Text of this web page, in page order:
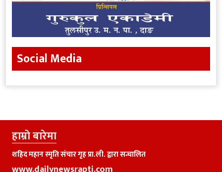
Social Media
हाम्राे बारेमा
शहिद महान स्मृति संचार गृह प्रा.ली. द्वारा सन्चालित